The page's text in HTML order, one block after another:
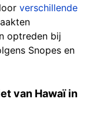
verschillende
optreden bij
Snopes en
van Hawaï in